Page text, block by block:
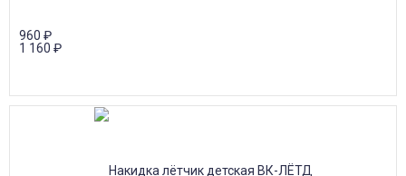
960 ₽
1 160 ₽